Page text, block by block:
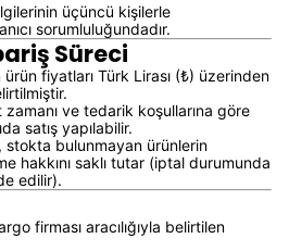
üçüncü kişilerle
sorumluluğundadır.
Süreci
fiyatları Türk Lirası (₺) üzerinden
ve tedarik koşullarına göre
satış yapılabilir.
stokta bulunmayan ürünlerin
hakkını saklı tutar (iptal durumunda
edilir).
firması aracılığıyla belirtilen